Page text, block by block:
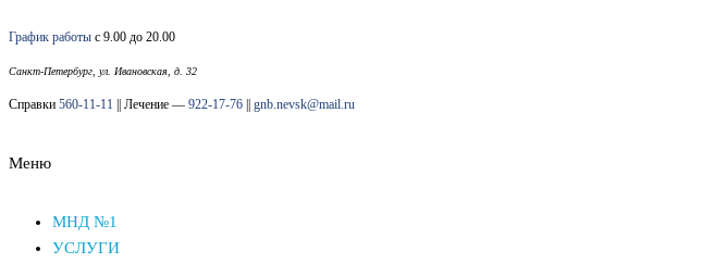
к
содержимому
График работы с 9.00 до 20.00
Санкт-Петербург, ул. Ивановская, д. 32
Справки 560-11-11 || Лечение — 922-17-76 gnb.nevsk@mail.ru
Меню
МНД №1
УСЛУГИ